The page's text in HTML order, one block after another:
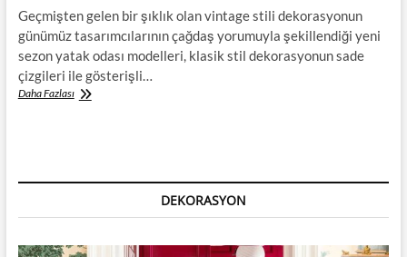
Geçmişten gelen bir şıklık olan vintage stili dekorasyonun
günümüz tasarımcılarının çağdaş yorumuyla şekillendiği yeni
sezon yatak odası modelleri, klasik stil dekorasyonun sade
çizgileri ile gösterişli…
Daha FazlasıYatak
DEKORASYON